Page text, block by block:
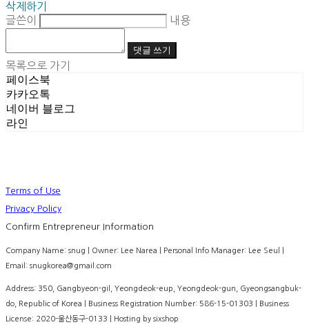
삭제하기
글쓴이
내용
댓글 쓰기
목록으로 가기
페이스북
카카오톡
네이버 블로그
라인
Terms of Use
Privacy Policy
Confirm Entrepreneur Information
Company Name: snug | Owner: Lee Narea | Personal Info Manager: Lee Seul |
Email: snugkorea@gmail.com
Address: 350, Gangbyeon-gil, Yeongdeok-eup, Yeongdeok-gun, Gyeongsangbuk-
do, Republic of Korea | Business Registration Number: 586-15-01303 | Business
License: 2020-울산동구-0133 | Hosting by sixshop